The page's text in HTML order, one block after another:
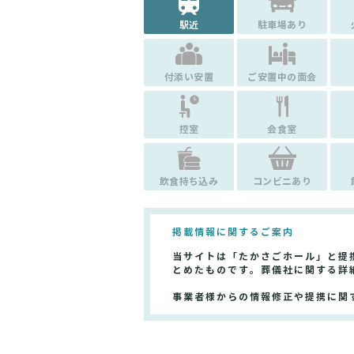
駅近 駐車場あり
付添い安置 ご安置中の面会
控室 会食室
飲食持ち込み コンビニあり
掲載情報に関するご案内
当サイトは「たかさごホール」と
とめたものです。葬儀社に関する
事業者様からの情報修正や提携に